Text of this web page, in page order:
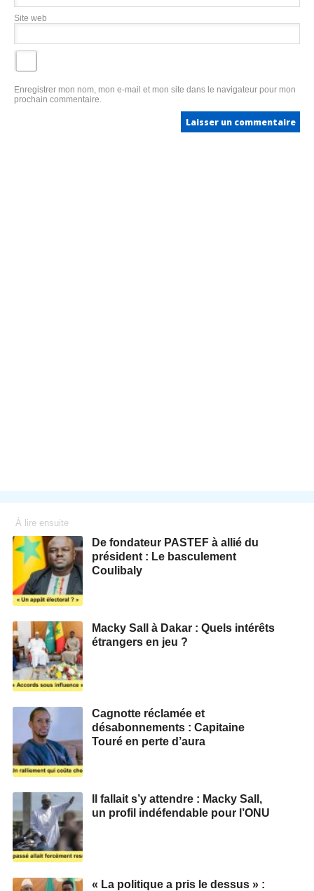
Site web
Enregistrer mon nom, mon e-mail et mon site dans le navigateur pour mon
prochain commentaire.
À lire ensuite
De fondateur PASTEF à allié du
président : Le basculement
Coulibaly
Macky Sall à Dakar : Quels intérêts
étrangers en jeu ?
Cagnotte réclamée et
désabonnements : Capitaine
Touré en perte d’aura
Il fallait s’y attendre : Macky Sall,
un profil indéfendable pour l’ONU
« La politique a pris le dessus » :